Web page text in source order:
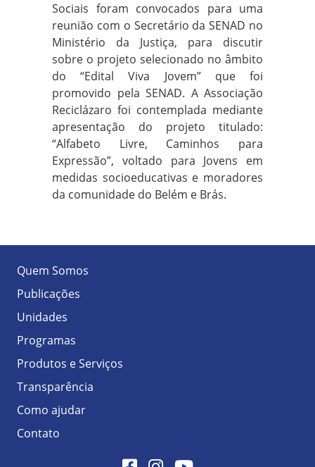
Sociais foram convocados para uma
reunião com o Secretário da SENAD no
Ministério da Justiça, para discutir
sobre o projeto selecionado no âmbito
do “Edital Viva Jovem” que foi
promovido pela SENAD. A Associação
Reciclázaro foi contemplada mediante
apresentação do projeto titulado:
“Alfabeto Livre, Caminhos para
Expressão”, voltado para Jovens em
medidas socioeducativas e moradores
da comunidade do Belém e Brás.
Quem Somos
Publicações
Unidades
Programas
Produtos e Serviços
Transparência
Como ajudar
Contato